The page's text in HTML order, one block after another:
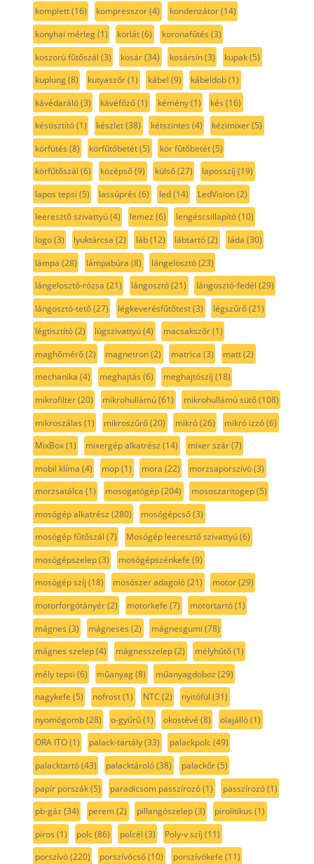
komplett(16) kompresszor(4) kondenzátor(14)
konyhai mérleg(1) korlát(6) koronafűtés (3)
koszorú fűtőszál (3) kosár(34) kosársín(3) kupak(5)
kuplung(8) kutyaszőr(1) kábel (9) kábeldob(1)
kávédaráló(3) kávéfőző(1) kémény(1) kés (16)
késtisztító(1) készlet(38) kétszintes (4) kézimixer(5)
körfütés (8) körfűtőbetét(5) kör fűtőbetét(5)
körfűtőszál (6) középső(9) külső(27) laposszíj (19)
lapos tepsi (5) lassúprés (6) led(14) LedVision(2)
leeresztő szivattyú(4) lemez (6) lengéscsillapító(10)
logo(3) lyuktárcsa (2) láb(12) lábtartó(2) láda (30)
lámpa (28) lámpabúra (8) lángelosztó(23)
lángelosztó-rózsa (21) lángosztó(21) lángosztó-fedél (29)
lángosztó-tető(27) légkeverésfűtőtest(3) légszűrő(21)
légtisztító(2) lúgszivattyú(4) macsakszőr(1)
maghőmérő(2) magnetron(2) matrica (3) matt(2)
mechanika (4) meghajtás (6) meghajtószíj (18)
mikrofilter(20) mikrohullámú(61) mikrohullámú sütő(108)
mikroszálas (1) mikroszűrő(20) mikró(26) mikró izzó(6)
MixBox(1) mixergép alkatrész (14) mixer szár(7)
mobil klíma (4) mop(1) mora (22) morzsaporszívó(3)
morzsatálca (1) mosogatógép(204) mososzaritogep(5)
mosógép alkatrész (280) mosógépcső(3)
mosógép fűtőszál (7) Mosógép leeresztő szivattyú(6)
mosógépszelep(3) mosógépszénkefe (9)
mosógép szíj (18) mosószer adagoló(21) motor(29)
motorforgótányér(2) motorkefe (7) motortartó(1)
mágnes (3) mágneses (2) mágnesgumi (78)
mágnes szelep(4) mágnesszelep(2) mélyhűtő(1)
mély tepsi (6) műanyag(8) műanyagdoboz (29)
nagykefe (5) nofrost(1) NTC (2) nyitófül (31)
nyomógomb(28) o-gyűrű(1) okostévé (8) olajálló(1)
ORA ITO(1) palack-tartály(33) palackpolc(49)
palacktartó(43) palacktároló(38) palackőr(5)
papír porszák(5) paradicsom passzírozó(1) passzírozó(1)
pb-gáz (34) perem(2) pillangószelep(3) pirolitikus (1)
piros (1) polc(86) polcél (3) Poly-v szíj (11)
porszívó(220) porszívócső(10) porszívókefe (11)